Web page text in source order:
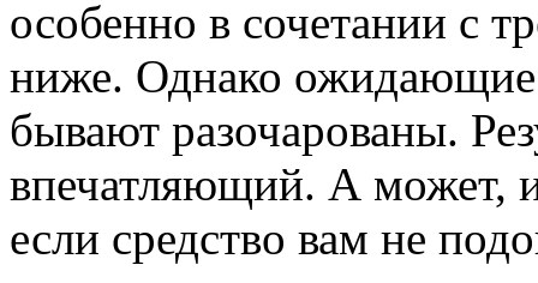
особенно в сочетании с
ниже. Однако ожидающие
бывают разочарованы.
впечатляющий. А может,
если средство вам не